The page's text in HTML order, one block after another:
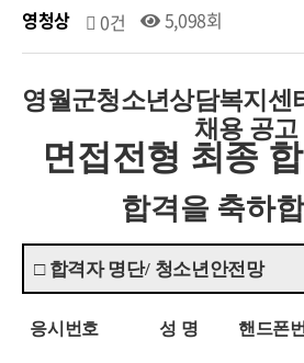
영청상 0건 5,098회
영월군청소년상담복지센
채용 공고
면접전형 최종
합격을 축하
□ 합격자 명단/ 청소년안전망
응시번호 성 명 핸드폰